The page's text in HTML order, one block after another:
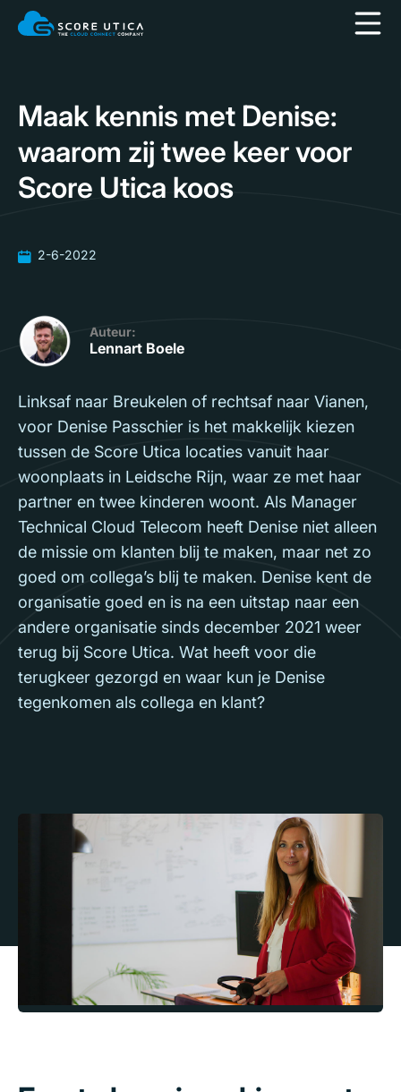
Maak kennis met Denise:
waarom zij twee keer voor
Score Utica koos
2-6-2022
Auteur:
Lennart Boele
Linksaf naar Breukelen of rechtsaf naar Vianen,
voor Denise Passchier is het makkelijk kiezen
tussen de Score Utica locaties vanuit haar
woonplaats in Leidsche Rijn, waar ze met haar
partner en twee kinderen woont. Als Manager
Technical Cloud Telecom heeft Denise niet alleen
de missie om klanten blij te maken, maar net zo
goed om collega’s blij te maken. Denise kent de
organisatie goed en is na een uitstap naar een
andere organisatie sinds december 2021 weer
terug bij Score Utica. Wat heeft voor die
terugkeer gezorgd en waar kun je Denise
tegenkomen als collega en klant?